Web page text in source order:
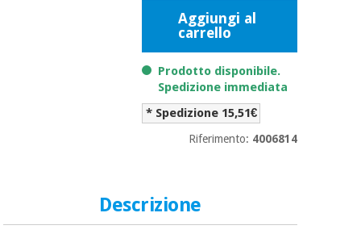
e
dei
Aggiungi al
carrello
Prodotto disponibile.
Spedizione immediata
* Spedizione 15,51€
Riferimento: 4006814
Descrizione